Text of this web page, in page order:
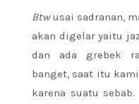
Btwusai sadranan,
akan digelar yaitu
dan ada grebek
banget, saat itu
karena suatu